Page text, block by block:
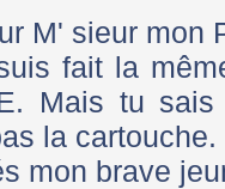
M' sieur mon
fait la
Mais tu
la cartouche.
mon brave